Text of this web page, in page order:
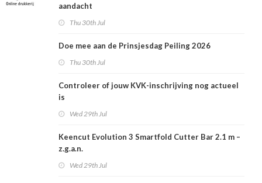
aandacht
Thu 30th Jul
Doe mee aan de Prinsjesdag Peiling 2026
Thu 30th Jul
Controleer of jouw KVK-inschrijving nog actueel
is
Wed 29th Jul
Keencut Evolution 3 Smartfold Cutter Bar 2.1 m –
z.g.a.n.
Wed 29th Jul